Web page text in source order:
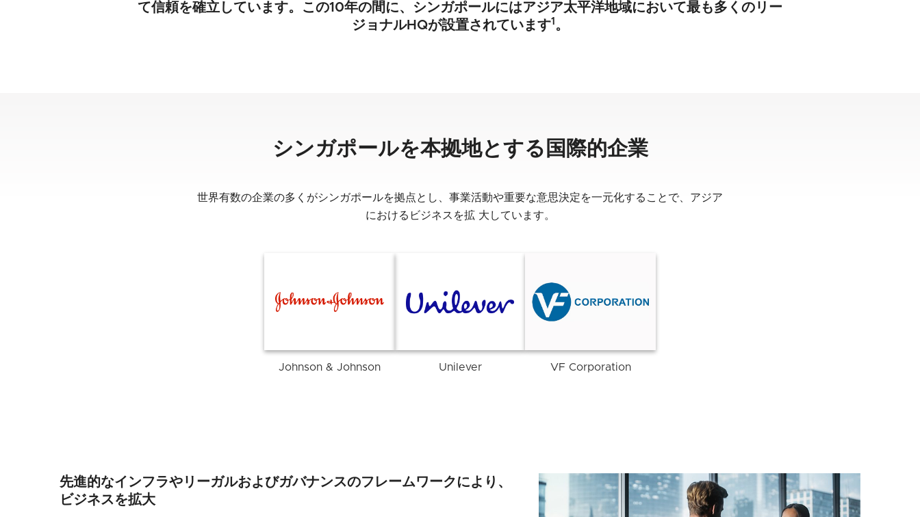
て信頼を確立しています。この10年の間に、シンガポールにはアジア太平洋地域において最も多くのリー
ジョナルHQが設置されています1 。
シンガポールを本拠地とする国際的企業
世界有数の企業の多くがシンガポールを拠点とし、事業活動や重要な意思決定を一元化することで、アジア
におけるビジネスを拡 大しています。
Johnson & Johnson Unilever VF Corporation
先進的なインフラやリーガルおよびガバナンスのフレームワークにより、
ビジネスを拡大